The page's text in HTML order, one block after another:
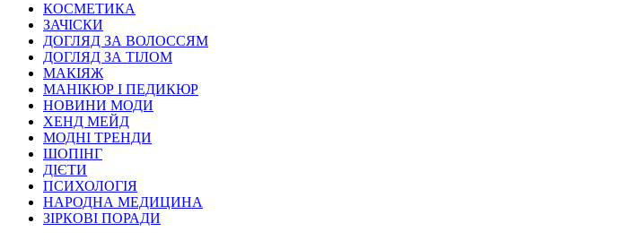
КОСМЕТИКА
ЗАЧІСКИ
ДОГЛЯД ЗА ВОЛОССЯМ
ДОГЛЯД ЗА ТІЛОМ
МАКІЯЖ
МАНІКЮР І ПЕДИКЮР
НОВИНИ МОДИ
ХЕНД МЕЙД
МОДНІ ТРЕНДИ
ШОПІНГ
ДІЄТИ
ПСИХОЛОГІЯ
НАРОДНА МЕДИЦИНА
ЗІРКОВІ ПОРАДИ